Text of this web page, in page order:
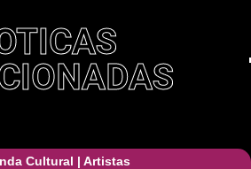
Cultural | Artistas